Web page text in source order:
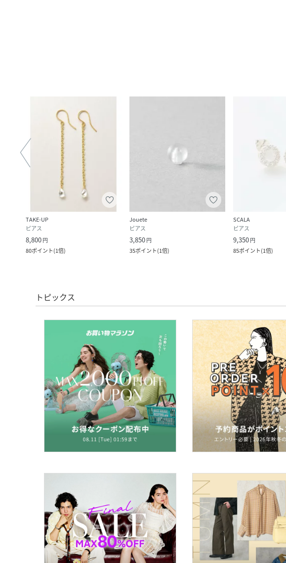
TAKE-UP
ピアス
8,800円
80ポイント(1倍)
Jouete
ピアス
3,850円
35ポイント(1倍)
SCALA
ピアス
9,350円
85ポイント(1倍)
トピックス